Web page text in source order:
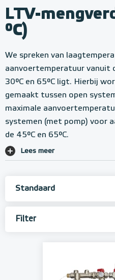
LTV-
°C)
We spreken van
aanvoertemperatuur vanuit
30°C en 65°C ligt. Hierbij
gemaakt tussen open
maximale
systemen (met pomp) voor
de 45°C en 65°C.
Lees meer
Filter